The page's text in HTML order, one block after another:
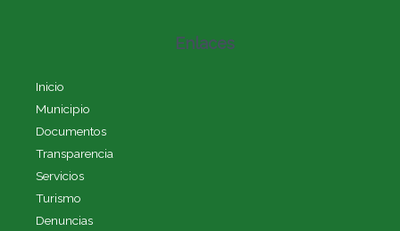
Enlaces
Inicio
Municipio
Documentos
Transparencia
Servicios
Turismo
Denuncias